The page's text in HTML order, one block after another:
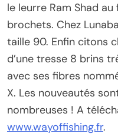
le leurre Ram Shad
brochets. Chez
taille 90. Enfin citons
d’une tresse 8 brins
avec ses fibres
X. Les nouveautés
nombreuses ! A
www.wayoffishing.fr.